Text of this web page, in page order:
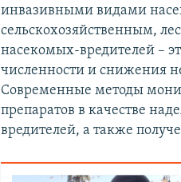
инвазивными видами
сельскохозяйственным,
насекомых-вредителей –
численности и снижения
Современные методы
препаратов в качестве
вредителей, а также